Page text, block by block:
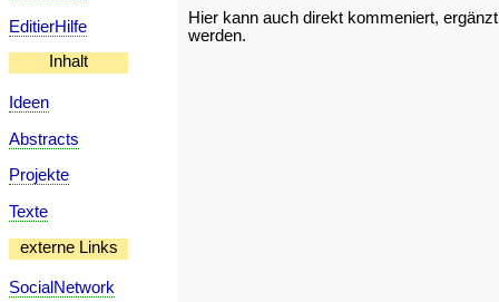
EditierHilfe
Inhalt
Ideen
Abstracts
Projekte
Texte
externe Links
SocialNetwork
Hier kann auch direkt kommeniert,
werden.